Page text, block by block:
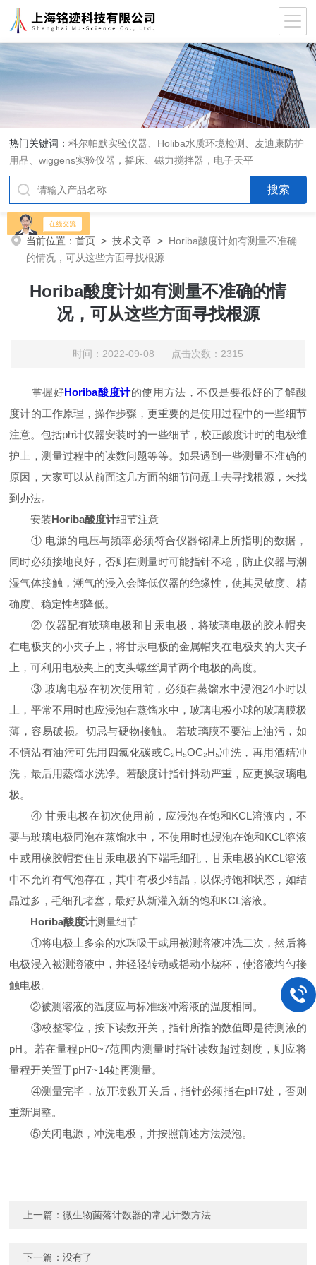
热门关键词：科尔帕默实验仪器、Holiba水质环境检测、麦迪康防护
用品、wiggens实验仪器，摇床、磁力搅拌器，电子天平
当前位置：首页 >技术文章 > Horiba酸度计如有测量不准确
的情况，可从这些方面寻找根源
Horiba酸度计如有测量不准确的情
况，可从这些方面寻找根源
时间：2022-09-08 点击次数：2315
掌握好Horiba酸度计的使用方法，不仅是要很好的了解酸
度计的工作原理，操作步骤，更重要的是使用过程中的一些细节
注意。包括ph计仪器安装时的一些细节，校正酸度计时的电极维
护上，测量过程中的读数问题等等。如果遇到一些测量不准确的
原因，大家可以从前面这几方面的细节问题上去寻找根源，来找
到办法。
安装Horiba酸度计细节注意
① 电源的电压与频率必须符合仪器铭牌上所指明的数据，
同时必须接地良好，否则在测量时可能指针不稳，防止仪器与潮
湿气体接触，潮气的浸入会降低仪器的绝缘性，使其灵敏度、精
确度、稳定性都降低。
② 仪器配有玻璃电极和甘汞电极，将玻璃电极的胶木帽夹
在电极夹的小夹子上，将甘汞电极的金属帽夹在电极夹的大夹子
上，可利用电极夹上的支头螺丝调节两个电极的高度。
③ 玻璃电极在初次使用前，必须在蒸馏水中浸泡24小时以
上，平常不用时也应浸泡在蒸馏水中，玻璃电极小球的玻璃膜极
薄，容易破损。切忌与硬物接触。 若玻璃膜不要沾上油污，如
不慎沾有油污可先用四氯化碳或C₂H₅OC₂H₅冲洗，再用酒精冲
洗，最后用蒸馏水洗净。若酸度计指针抖动严重，应更换玻璃电
极。
④ 甘汞电极在初次使用前，应浸泡在饱和KCL溶液内，不
要与玻璃电极同泡在蒸馏水中，不使用时也浸泡在饱和KCL溶液
中或用橡胶帽套住甘汞电极的下端毛细孔，甘汞电极的KCL溶液
中不允许有气泡存在，其中有极少结晶，以保持饱和状态，如结
晶过多，毛细孔堵塞，最好从新灌入新的饱和KCL溶液。
Horiba酸度计测量细节
①将电极上多余的水珠吸干或用被测溶液冲洗二次，然后将
电极浸入被测溶液中，并轻轻转动或摇动小烧杯，使溶液均匀接
触电极。
②被测溶液的温度应与标准缓冲溶液的温度相同。
③校整零位，按下读数开关，指针所指的数值即是待测液的
pH。若在量程pH0~7范围内测量时指针读数超过刻度，则应将
量程开关置于pH7~14处再测量。
④测量完毕，放开读数开关后，指针必须指在pH7处，否则
重新调整。
⑤关闭电源，冲洗电极，并按照前述方法浸泡。
上一篇：微生物菌落计数器的常见计数方法
下一篇：没有了